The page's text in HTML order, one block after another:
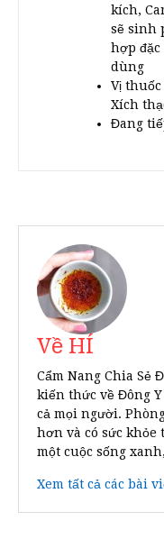
kích,
sẽ sinh
hợp
dùng
Vị
Xích
Đang
Về HÍ
Cẩm Nang Chia Sẻ
kiến thức về Đông
cả mọi người.
hơn và có sức
một cuộc sống
Xem tất cả các bài